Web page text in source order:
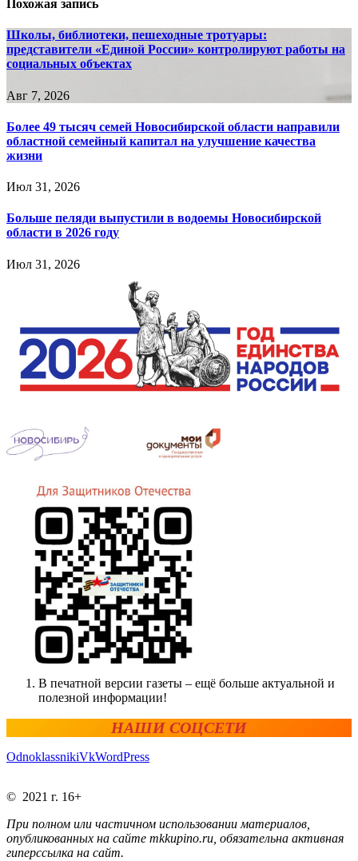
Похожая запись
Школы, библиотеки, пешеходные тротуары:
представители «Единой России» контролируют работы на
социальных объектах
Авг 7, 2026
Более 49 тысяч семей Новосибирской области направили
областной семейный капитал на улучшение качества
жизни
Июл 31, 2026
Больше пеляди выпустили в водоемы Новосибирской
области в 2026 году
Июл 31, 2026
В печатной версии газеты – ещё больше актуальной и
полезной информации!
НАШИ СОЦСЕТИ
OdnoklassnikiVkWordPress
© 2021 г. 16+
При полном или частичном использовании материалов,
опубликованных на сайте mkkupino.ru, обязательна активная
гиперссылка на сайт.